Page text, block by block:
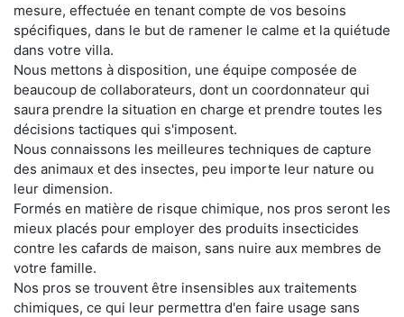
mesure, effectuée en tenant compte de vos besoins
spécifiques, dans le but de ramener le calme et la quiétude
dans votre villa.
Nous mettons à disposition, une équipe composée de
beaucoup de collaborateurs, dont un coordonnateur qui
saura prendre la situation en charge et prendre toutes les
décisions tactiques qui s'imposent.
Nous connaissons les meilleures techniques de capture
des animaux et des insectes, peu importe leur nature ou
leur dimension.
Formés en matière de risque chimique, nos pros seront les
mieux placés pour employer des produits insecticides
contre les cafards de maison, sans nuire aux membres de
votre famille.
Nos pros se trouvent être insensibles aux traitements
chimiques, ce qui leur permettra d'en faire usage sans